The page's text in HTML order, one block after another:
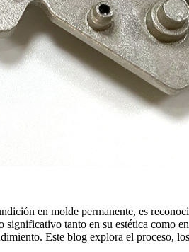
en molde permanente, es
significativo tanto en su estética como
Este blog explora el proceso,